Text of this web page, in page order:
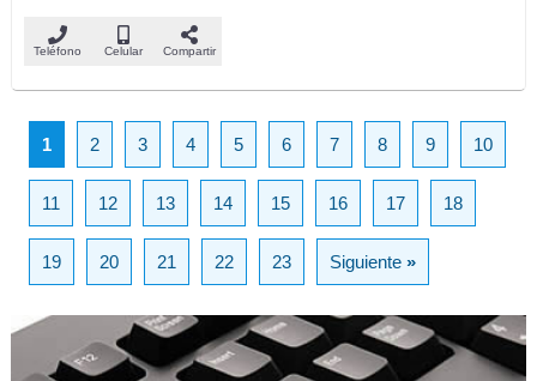
Teléfono Celular Compartir
1 2 3 4 5 6 7 8 9 10
11 12 13 14 15 16 17 18
19 20 21 22 23 Siguiente»